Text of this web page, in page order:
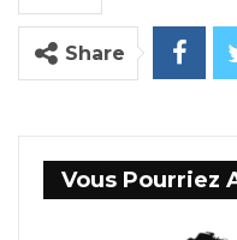
Share
Vous Pourriez